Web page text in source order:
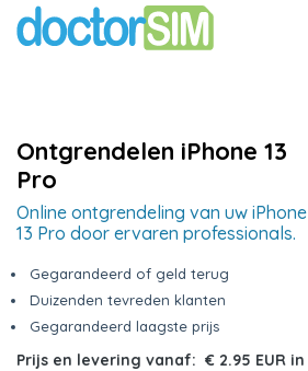
Ontgrendelen iPhone 13
Pro
Online ontgrendeling van uw iPhone
13 Pro door ervaren professionals.
Gegarandeerd of geld terug
Duizenden tevreden klanten
Gegarandeerd laagste prijs
Prijs en levering vanaf: € 2.95 EUR in